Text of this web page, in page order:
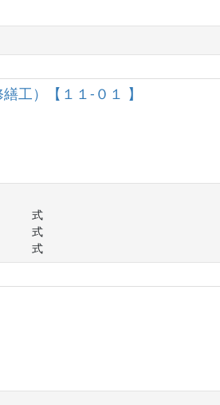
工）【１１‐０１ 】
　 式
　 式
　 式